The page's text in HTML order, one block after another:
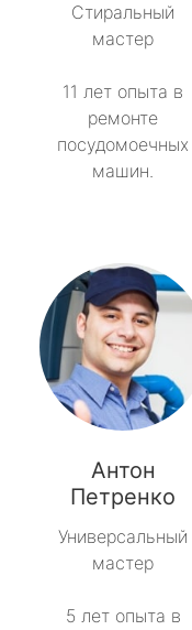
Стиральный
мастер
11 лет опыта в
ремонте
посудомоечных
машин.
Антон
Петренко
Универсальный
мастер
5 лет опыта в